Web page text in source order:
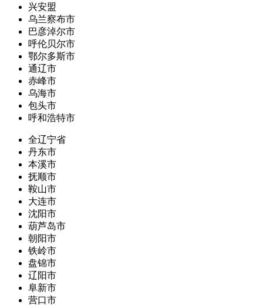
兴安盟
乌兰察布市
巴彦淖尔市
呼伦贝尔市
鄂尔多斯市
通辽市
赤峰市
乌海市
包头市
呼和浩特市
全辽宁省
丹东市
本溪市
抚顺市
鞍山市
大连市
沈阳市
葫芦岛市
朝阳市
铁岭市
盘锦市
辽阳市
阜新市
营口市